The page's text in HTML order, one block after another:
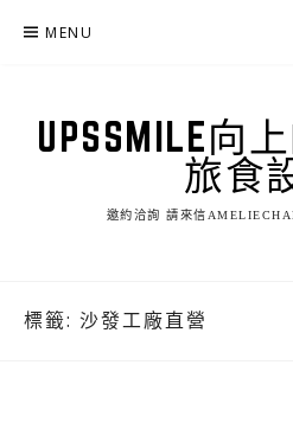
MENU
UPSSMILE向
旅食
邀約洽詢 請來信
標籤: 沙發工廠直營